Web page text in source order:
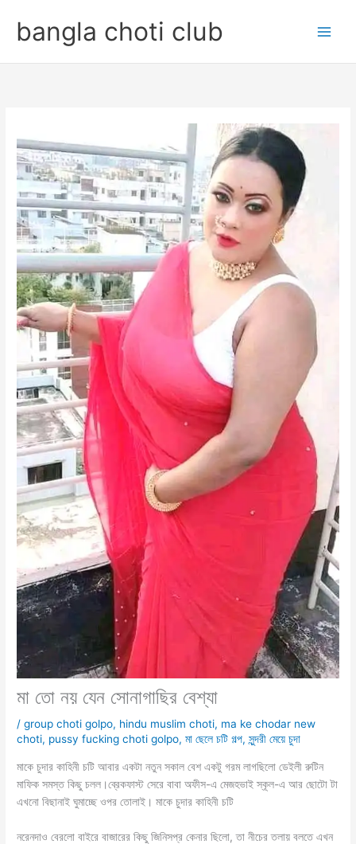
contentbangla choti club
মা তো নয় যেন সোনাগাছির বেশ্যা
/group choti golpo, hindu muslim choti, ma ke chodar new
choti, pussy fucking choti golpo,মা ছেলে চটি গল্প,সুন্দরী মেয়ে চুদা
মাকে চুদার কাহিনী চটি আবার একটা নতুন সকাল বেশ একটু গরম লাগছিলো ডেইলী রুটিন
মাফিক সমস্ত কিছু চলল।ব্রেকফাস্ট সেরে বাবা অফীস-এ মেজহভাই স্কূল-এ আর ছোটো টা
এখনো বিছানাই ঘুমাচ্ছে ওপর তোলাই। মাকে চুদার কাহিনী চটি
নরেনদাও বেরলো বাইরে বাজারের কিছু জিনিসপ্র কেনার ছিলো, তা নীচের তলায় বলতে এখন